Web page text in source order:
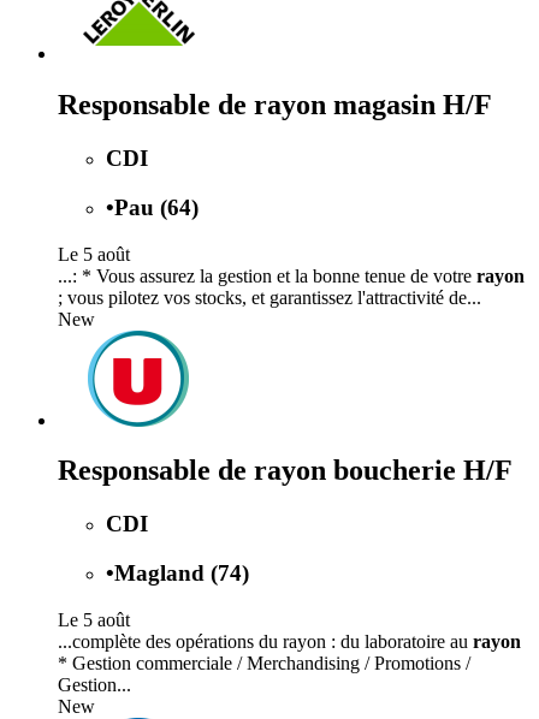
Responsable de rayon magasin H/F
CDI
•Pau (64)
Le 5 août
...: * Vous assurez la gestion et la bonne tenue de votre rayon
; vous pilotez vos stocks, et garantissez l'attractivité de...
New
Responsable de rayon boucherie H/F
CDI
•Magland (74)
Le 5 août
...complète des opérations du rayon : du laboratoire au rayon
* Gestion commerciale / Merchandising / Promotions /
Gestion...
New